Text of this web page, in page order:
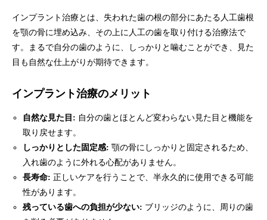
インプラント治療とは、失われた歯の根の部分にあたる人工歯根
を顎の骨に埋め込み、その上に人工の歯を取り付ける治療法で
す。まるで自分の歯のように、しっかりと噛むことができ、見た
目も自然な仕上がりが期待できます。
インプラント治療のメリット
自然な見た目: 自分の歯とほとんど変わらない見た目と機能を
取り戻せます。
しっかりとした固定感: 顎の骨にしっかりと固定されるため、
入れ歯のように外れる心配がありません。
長寿命: 正しいケアを行うことで、半永久的に使用できる可能
性があります。
残っている歯への負担が少ない: ブリッジのように、周りの歯